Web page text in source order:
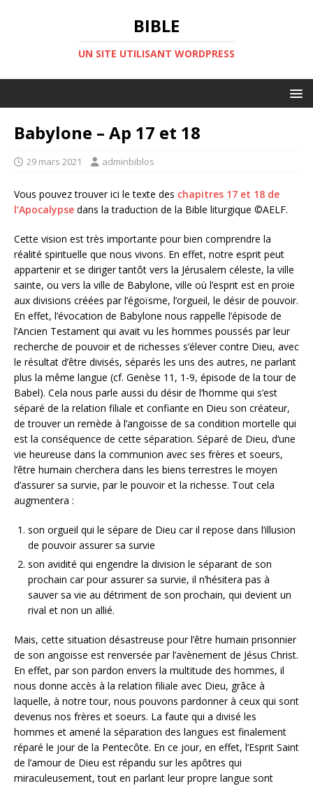
BIBLE
UN SITE UTILISANT WORDPRESS
Babylone – Ap 17 et 18
29 mars 2021 adminbiblos
Vous pouvez trouver ici le texte des chapitres 17 et 18 de
l’Apocalypse dans la traduction de la Bible liturgique ©AELF.
Cette vision est très importante pour bien comprendre la
réalité spirituelle que nous vivons. En effet, notre esprit peut
appartenir et se diriger tantôt vers la Jérusalem céleste, la ville
sainte, ou vers la ville de Babylone, ville où l’esprit est en proie
aux divisions créées par l’égoïsme, l’orgueil, le désir de pouvoir.
En effet, l’évocation de Babylone nous rappelle l’épisode de
l’Ancien Testament qui avait vu les hommes poussés par leur
recherche de pouvoir et de richesses s’élever contre Dieu, avec
le résultat d’être divisés, séparés les uns des autres, ne parlant
plus la même langue (cf. Genèse 11, 1-9, épisode de la tour de
Babel). Cela nous parle aussi du désir de l’homme qui s’est
séparé de la relation filiale et confiante en Dieu son créateur,
de trouver un remède à l’angoisse de sa condition mortelle qui
est la conséquence de cette séparation. Séparé de Dieu, d’une
vie heureuse dans la communion avec ses frères et soeurs,
l’être humain cherchera dans les biens terrestres le moyen
d’assurer sa survie, par le pouvoir et la richesse. Tout cela
augmentera :
son orgueil qui le sépare de Dieu car il repose dans l’illusion
de pouvoir assurer sa survie
son avidité qui engendre la division le séparant de son
prochain car pour assurer sa survie, il n’hésitera pas à
sauver sa vie au détriment de son prochain, qui devient un
rival et non un allié.
Mais, cette situation désastreuse pour l’être humain prisonnier
de son angoisse est renversée par l’avènement de Jésus Christ.
En effet, par son pardon envers la multitude des hommes, il
nous donne accès à la relation filiale avec Dieu, grâce à
laquelle, à notre tour, nous pouvons pardonner à ceux qui sont
devenus nos frères et soeurs. La faute qui a divisé les
hommes et amené la séparation des langues est finalement
réparé le jour de la Pentecôte. En ce jour, en effet, l’Esprit Saint
de l’amour de Dieu est répandu sur les apôtres qui
miraculeusement, tout en parlant leur propre langue sont